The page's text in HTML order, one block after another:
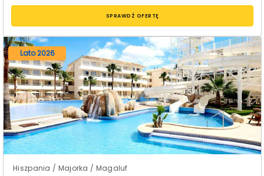
SPRAWDŹ OFERTĘ
Lato 2026
Hiszpania / Majorka / Magaluf